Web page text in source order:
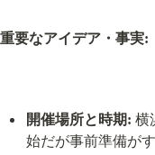
重要なアイデア・事実:
開催場所と時期: 横
始だが事前準備が